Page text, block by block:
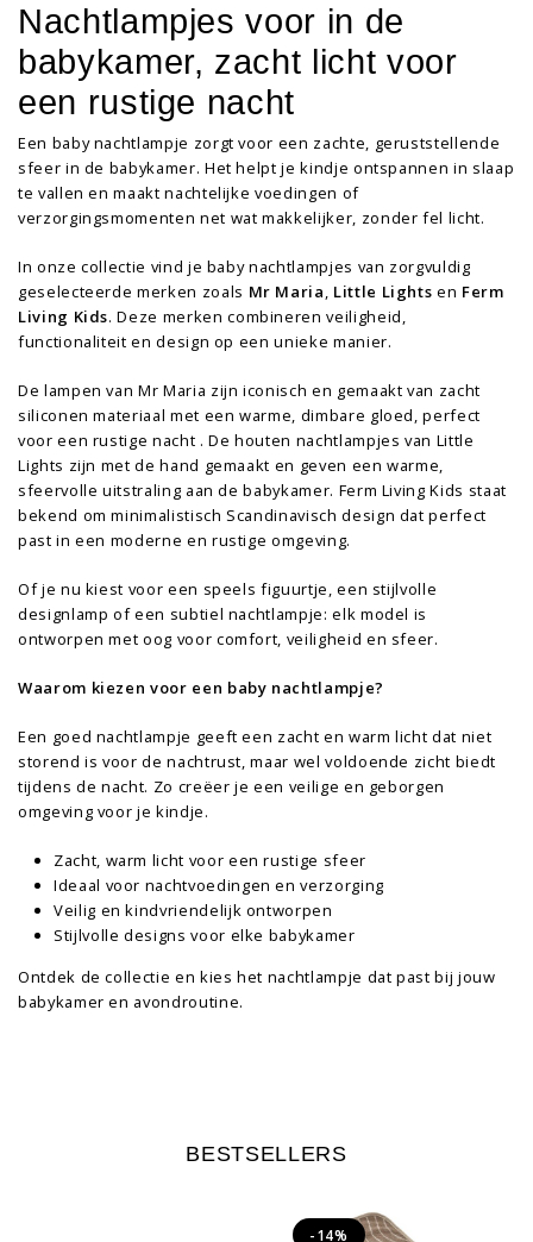
Nachtlampjes voor in de
babykamer, zacht licht voor
een rustige nacht
Een baby nachtlampje zorgt voor een zachte, geruststellende
sfeer in de babykamer. Het helpt je kindje ontspannen in slaap
te vallen en maakt nachtelijke voedingen of
verzorgingsmomenten net wat makkelijker, zonder fel licht.
In onze collectie vind je baby nachtlampjes van zorgvuldig
geselecteerde merken zoals Mr Maria, Little Lights en Ferm
Living Kids. Deze merken combineren veiligheid,
functionaliteit en design op een unieke manier.
De lampen van Mr Maria zijn iconisch en gemaakt van zacht
siliconen materiaal met een warme, dimbare gloed, perfect
voor een rustige nacht . De houten nachtlampjes van Little
Lights zijn met de hand gemaakt en geven een warme,
sfeervolle uitstraling aan de babykamer. Ferm Living Kids staat
bekend om minimalistisch Scandinavisch design dat perfect
past in een moderne en rustige omgeving.
Of je nu kiest voor een speels figuurtje, een stijlvolle
designlamp of een subtiel nachtlampje: elk model is
ontworpen met oog voor comfort, veiligheid en sfeer.
Waarom kiezen voor een baby nachtlampje?
Een goed nachtlampje geeft een zacht en warm licht dat niet
storend is voor de nachtrust, maar wel voldoende zicht biedt
tijdens de nacht. Zo creëer je een veilige en geborgen
omgeving voor je kindje.
Zacht, warm licht voor een rustige sfeer
Ideaal voor nachtvoedingen en verzorging
Veilig en kindvriendelijk ontworpen
Stijlvolle designs voor elke babykamer
Ontdek de collectie en kies het nachtlampje dat past bij jouw
babykamer en avondroutine.
BESTSELLERS
-14%